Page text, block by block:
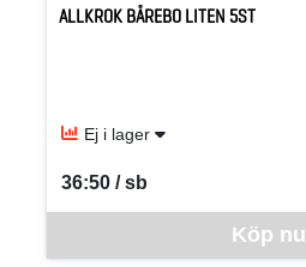
ALLKROK BÅREBO LITEN 5ST
Ej i lager
Köp nu
36:50 / sb
SEK per SB